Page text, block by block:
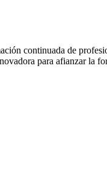
continuada de
para afianzar la